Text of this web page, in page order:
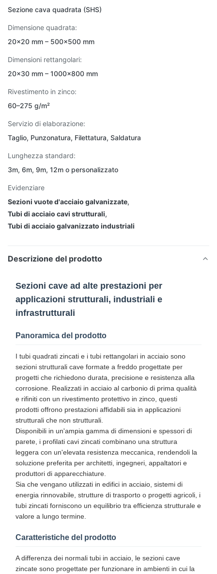
Sezione cava quadrata (SHS)
Dimensione quadrata:
20×20 mm – 500×500 mm
Dimensioni rettangolari:
20×30 mm – 1000×800 mm
Rivestimento in zinco:
60–275 g/m²
Servizio di elaborazione:
Taglio, Punzonatura, Filettatura, Saldatura
Lunghezza standard:
3m, 6m, 9m, 12m o personalizzato
Evidenziare
Sezioni vuote d'acciaio galvanizzate,
Tubi di acciaio cavi strutturali,
Tubi di acciaio galvanizzato industriali
Descrizione del prodotto
Sezioni cave ad alte prestazioni per
applicazioni strutturali, industriali e
infrastrutturali
Panoramica del prodotto
I tubi quadrati zincati e i tubi rettangolari in acciaio sono
sezioni strutturali cave formate a freddo progettate per
progetti che richiedono durata, precisione e resistenza alla
corrosione. Realizzati in acciaio al carbonio di prima qualità
e rifiniti con un rivestimento protettivo in zinco, questi
prodotti offrono prestazioni affidabili sia in applicazioni
strutturali che non strutturali.​
Disponibili in un'ampia gamma di dimensioni e spessori di
parete, i profilati cavi zincati combinano una struttura
leggera con un'elevata resistenza meccanica, rendendoli la
soluzione preferita per architetti, ingegneri, appaltatori e
produttori di apparecchiature.​
Sia che vengano utilizzati in edifici in acciaio, sistemi di
energia rinnovabile, strutture di trasporto o progetti agricoli, i
tubi zincati forniscono un equilibrio tra efficienza strutturale e
valore a lungo termine.
Caratteristiche del prodotto
A differenza dei normali tubi in acciaio, le sezioni cave
zincate sono progettate per funzionare in ambienti in cui la